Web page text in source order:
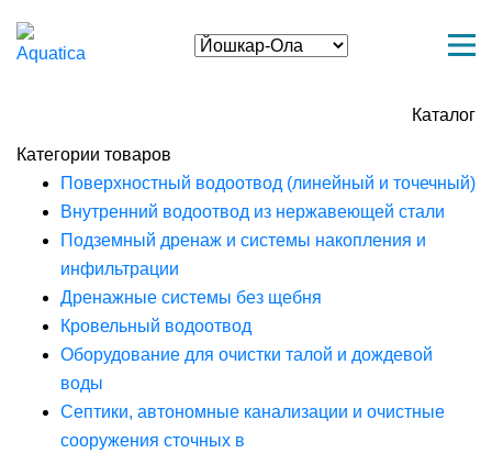
Каталог
Категории товаров
Поверхностный водоотвод (линейный и точечный)
Внутренний водоотвод из нержавеющей стали
Подземный дренаж и системы накопления и
инфильтрации
Дренажные системы без щебня
Кровельный водоотвод
Оборудование для очистки талой и дождевой
воды
Септики, автономные канализации и очистные
сооружения сточных в